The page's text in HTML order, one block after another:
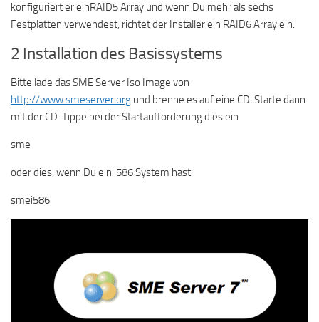
konfiguriert er einRAID5 Array und wenn Du mehr als sechs
Festplatten verwendest, richtet der Installer ein RAID6 Array ein.
2 Installation des Basissystems
Bitte lade das SME Server Iso Image von
http://www.smeserver.org und brenne es auf eine CD. Starte dann
mit der CD. Tippe bei der Startaufforderung dies ein
sme
oder dies, wenn Du ein i586 System hast
smei586